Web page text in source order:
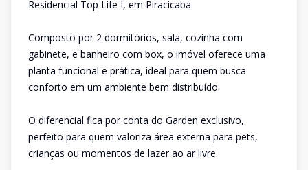
Residencial Top Life I, em Piracicaba.
Composto por 2 dormitórios, sala, cozinha com
gabinete, e banheiro com box, o imóvel oferece uma
planta funcional e prática, ideal para quem busca
conforto em um ambiente bem distribuído.
O diferencial fica por conta do Garden exclusivo,
perfeito para quem valoriza área externa para pets,
crianças ou momentos de lazer ao ar livre.